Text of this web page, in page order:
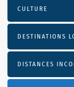
CULTURE
DESTINATIONS
DISTANCES